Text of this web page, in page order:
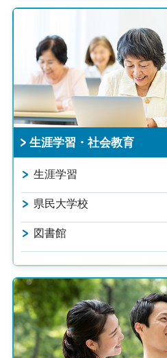
生涯学習・社会教育
生涯学習
県民大学校
図書館